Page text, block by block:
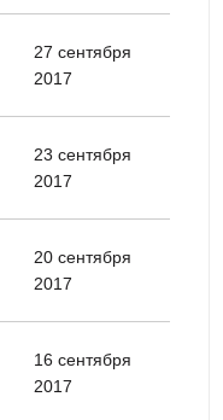
27 сентября
2017
23 сентября
2017
20 сентября
2017
16 сентября
2017